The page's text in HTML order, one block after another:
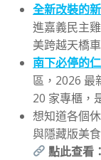
全新改裝的
進嘉義民主
美跨越天橋
南下必停的
區，2026 最
20 家專櫃，
想知道各個
與隱藏版美
點此查看：